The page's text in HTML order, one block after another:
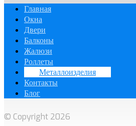
Главная
Окна
Двери
Балконы
Жалюзи
Роллеты
Металлоизделия
Контакты
Блог
© Copyright 2026